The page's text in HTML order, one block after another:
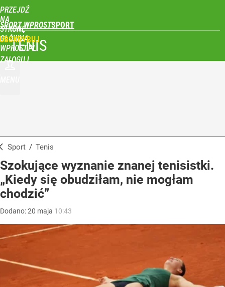
PRZEJDŹ
NA
STRONĘ
GŁÓWNĄ
WPROST.PL
SPORT WPROST
ZALOGUJ
TENIS
Sport / Tenis
Szokujące wyznanie znanej tenisistki.
„Kiedy się obudziłam, nie mogłam
chodzić”
Dodano:20 maja 10:43